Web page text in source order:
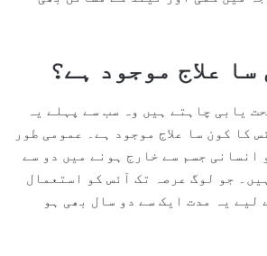
علاج موجود ہے؟
یابی چاہتے ہیں وہ سب سے پہلے یہ
کا کون سا علاج موجود ہے۔ عمومی طور
انسانی جسم سے خارج ہونے میں دو سے
جو لوگ عرصہ تک آئس کو استعمال
لیے یہ مدت ایک سے دو سال بھی ہو